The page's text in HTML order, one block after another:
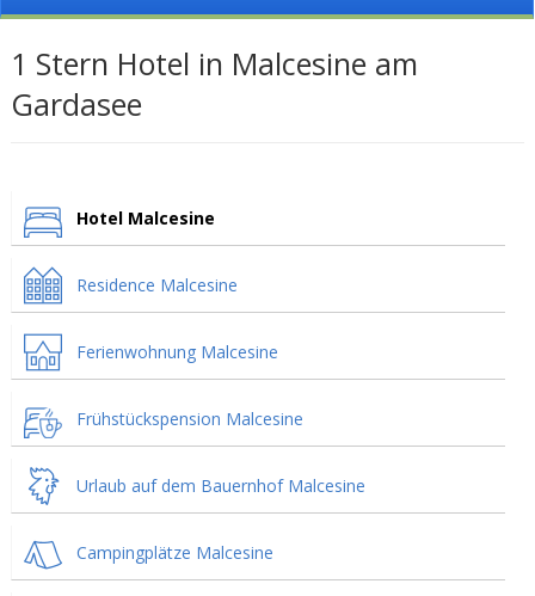
1 Stern Hotel in Malcesine am
Gardasee
Hotel Malcesine
Residence Malcesine
Ferienwohnung Malcesine
Frühstückspension Malcesine
Urlaub auf dem Bauernhof Malcesine
Campingplätze Malcesine